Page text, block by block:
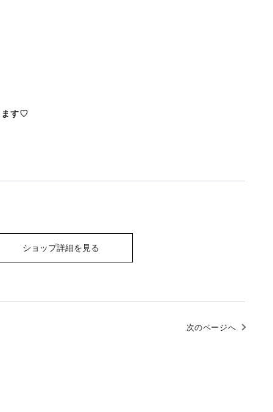
ます♡
ショップ詳細を見る
次のページへ